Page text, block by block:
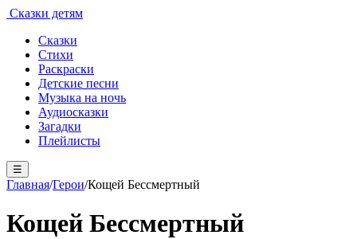
Сказки детям
Сказки
Стихи
Раскраски
Детские песни
Музыка на ночь
Аудиосказки
Загадки
Плейлисты
☰
Главная/Герои/Кощей Бессмертный
Кощей Бессмертный